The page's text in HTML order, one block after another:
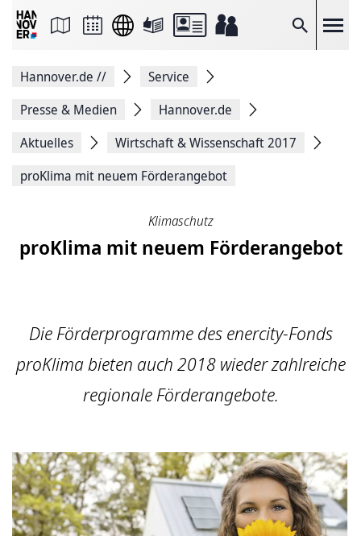
Suche
Seite
Facebook
teilen
Seitenlink
Seite
Hannover.de //
Service
Presse & Medien
Hannover.de
Aktuelles
Wirtschaft & Wissenschaft 2017
proKlima mit neuem Förderangebot
Klimaschutz
proKlima mit neuem Förderangebot
Die Förderprogramme des enercity-Fonds
proKlima bieten auch 2018 wieder zahlreiche
regionale Förderangebote.